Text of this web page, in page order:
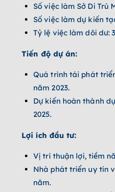
Số việc làm Sở Di Trú
Số việc làm dự kiến
Tỷ lệ việc làm dôi dư:
Tiến độ dự án:
Quá trình tái phát
năm 2023.
Dự kiến hoàn thành
2025.
Lợi ích đầu tư:
Vị trí thuận lợi, tiềm
Nhà phát triển uy tín
năm.